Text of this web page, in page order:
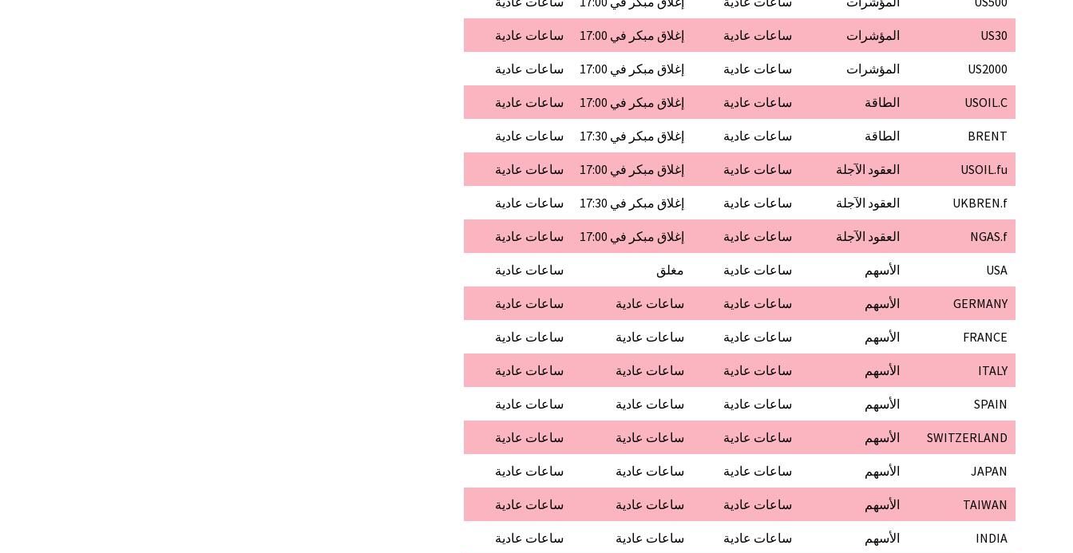
US30 المؤشرات ساعات عادية إغلاق مبكر في 17:00 ساعات عادية
US2000 المؤشرات ساعات عادية إغلاق مبكر في 17:00 ساعات عادية
USOIL.C الطاقة ساعات عادية إغلاق مبكر في 17:00 ساعات عادية
BRENT الطاقة ساعات عادية إغلاق مبكر في 17:30 ساعات عادية
USOIL.fu العقود الآجلة ساعات عادية إغلاق مبكر في 17:00 ساعات عادية
UKBREN.f العقود الآجلة ساعات عادية إغلاق مبكر في 17:30 ساعات عادية
NGAS.f العقود الآجلة ساعات عادية إغلاق مبكر في 17:00 ساعات عادية
USA الأسهم ساعات عادية مغلق ساعات عادية
GERMANY الأسهم ساعات عادية ساعات عادية ساعات عادية
FRANCE الأسهم ساعات عادية ساعات عادية ساعات عادية
ITALY الأسهم ساعات عادية ساعات عادية ساعات عادية
SPAIN الأسهم ساعات عادية ساعات عادية ساعات عادية
SWITZERLAND الأسهم ساعات عادية ساعات عادية ساعات عادية
JAPAN الأسهم ساعات عادية ساعات عادية ساعات عادية
TAIWAN الأسهم ساعات عادية ساعات عادية ساعات عادية
INDIA الأسهم ساعات عادية ساعات عادية ساعات عادية